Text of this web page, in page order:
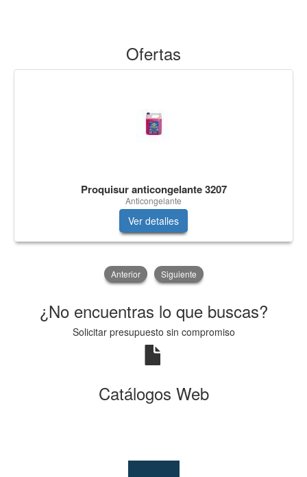
Ofertas
Proquisur anticongelante 3207
Anticongelante
Ver detalles
Anterior Siguiente
¿No encuentras lo que buscas?
Solicitar presupuesto sin compromiso
Catálogos Web